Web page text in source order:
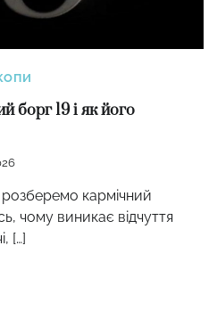
борг 19 і як його
кармічний
чому виникає відчуття
[…]